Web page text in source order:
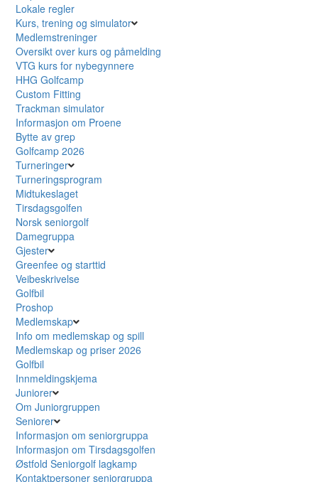
Lokale regler
Kurs, trening og simulator
Medlemstreninger
Oversikt over kurs og påmelding
VTG kurs for nybegynnere
HHG Golfcamp
Custom Fitting
Trackman simulator
Informasjon om Proene
Bytte av grep
Golfcamp 2026
Turneringer
Turneringsprogram
Midtukeslaget
Tirsdagsgolfen
Norsk seniorgolf
Damegruppa
Gjester
Greenfee og starttid
Veibeskrivelse
Golfbil
Proshop
Medlemskap
Info om medlemskap og spill
Medlemskap og priser 2026
Golfbil
Innmeldingskjema
Juniorer
Om Juniorgruppen
Seniorer
Informasjon om seniorgruppa
Informasjon om Tirsdagsgolfen
Østfold Seniorgolf lagkamp
Kontaktpersoner seniorgruppa